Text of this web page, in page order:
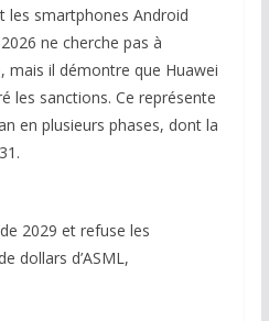
les smartphones Android
ne cherche pas à
mais il démontre que Huawei
les sanctions. Ce représente
en plusieurs phases, dont la
2029 et refuse les
dollars d’ASML,